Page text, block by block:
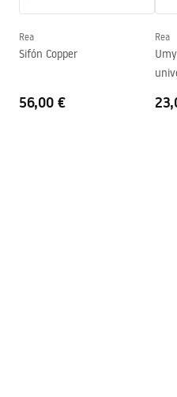
Tvar
Otvor pre batériu
Rea
Sifón Copper
56,00 €
Rea